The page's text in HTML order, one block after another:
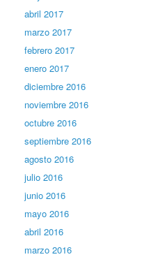
abril 2017
marzo 2017
febrero 2017
enero 2017
diciembre 2016
noviembre 2016
octubre 2016
septiembre 2016
agosto 2016
julio 2016
junio 2016
mayo 2016
abril 2016
marzo 2016